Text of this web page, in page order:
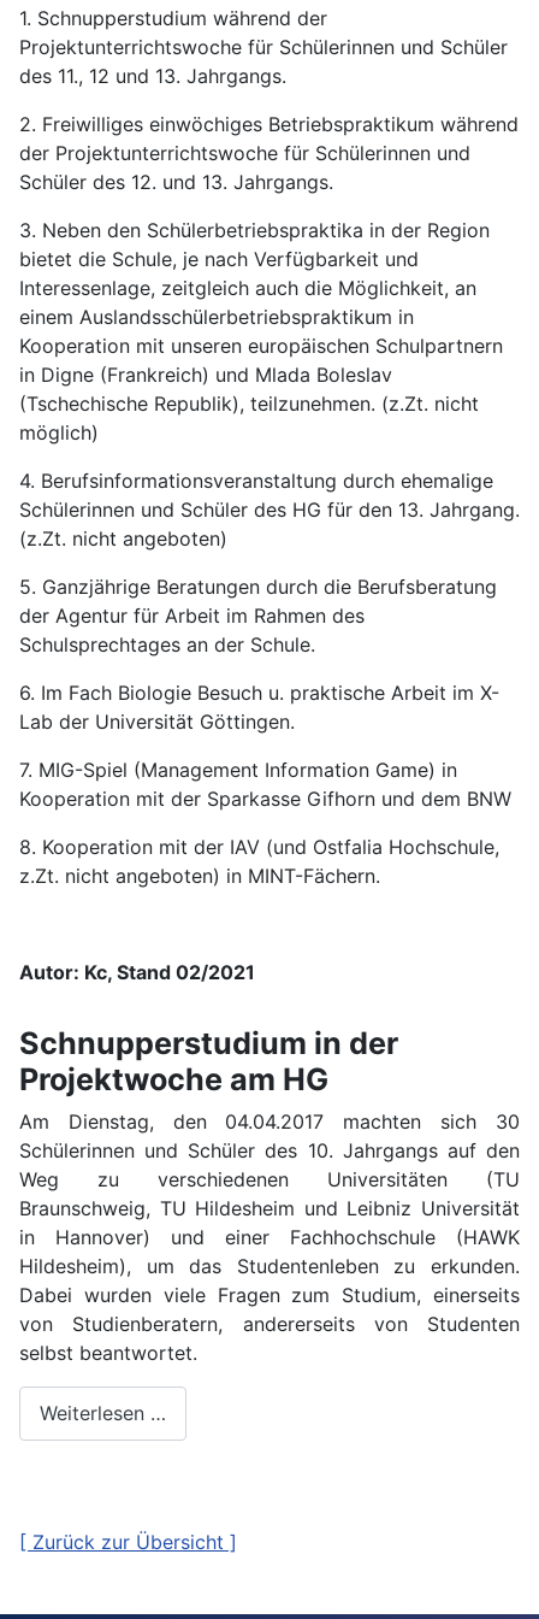
1. Schnupperstudium während der
Projektunterrichtswoche für Schülerinnen und Schüler
des 11., 12 und 13. Jahrgangs.
2. Freiwilliges einwöchiges Betriebspraktikum während
der Projektunterrichtswoche für Schülerinnen und
Schüler des 12. und 13. Jahrgangs.
3. Neben den Schülerbetriebspraktika in der Region
bietet die Schule, je nach Verfügbarkeit und
Interessenlage, zeitgleich auch die Möglichkeit, an
einem Auslandsschülerbetriebspraktikum in
Kooperation mit unseren europäischen Schulpartnern
in Digne (Frankreich) und Mlada Boleslav
(Tschechische Republik), teilzunehmen. (z.Zt. nicht
möglich)
4. Berufsinformationsveranstaltung durch ehemalige
Schülerinnen und Schüler des HG für den 13. Jahrgang.
(z.Zt. nicht angeboten)
5. Ganzjährige Beratungen durch die Berufsberatung
der Agentur für Arbeit im Rahmen des
Schulsprechtages an der Schule.
6. Im Fach Biologie Besuch u. praktische Arbeit im X-
Lab der Universität Göttingen.
7. MIG-Spiel (Management Information Game) in
Kooperation mit der Sparkasse Gifhorn und dem BNW
8. Kooperation mit der IAV (und Ostfalia Hochschule,
z.Zt. nicht angeboten) in MINT-Fächern.
Autor: Kc, Stand 02/2021
Schnupperstudium in der
Projektwoche am HG
Am Dienstag, den 04.04.2017 machten sich 30
Schülerinnen und Schüler des 10. Jahrgangs auf den
Weg zu verschiedenen Universitäten (TU
Braunschweig, TU Hildesheim und Leibniz Universität
in Hannover) und einer Fachhochschule (HAWK
Hildesheim), um das Studentenleben zu erkunden.
Dabei wurden viele Fragen zum Studium, einerseits
von Studienberatern, andererseits von Studenten
selbst beantwortet.
Weiterlesen …
[ Zurück zur Übersicht ]